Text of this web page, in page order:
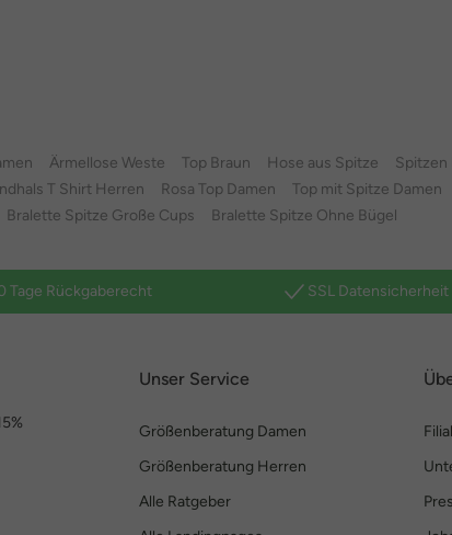
Ärmellose Weste Top Braun Hose aus Spitze Spitzen
T Shirt Herren Rosa Top Damen Top mit Spitze Damen
Bralette Spitze Große Cups Bralette Spitze Ohne Bügel
Tage Rückgaberecht SSL Datensicherheit
Unser Service
Größenberatung Damen
Größenberatung Herren
Alle Ratgeber